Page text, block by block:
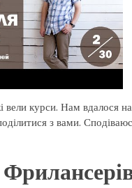
курси. Нам вдалося
з вами.